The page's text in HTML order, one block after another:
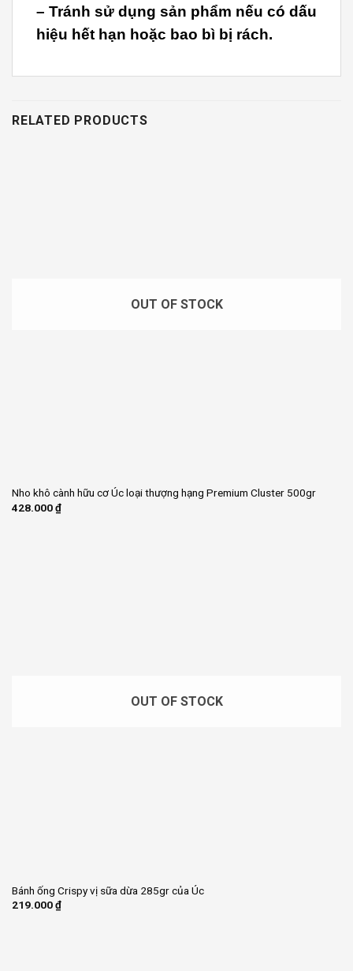
– Tránh sử dụng sản phẩm nếu có dấu
hiệu hết hạn hoặc bao bì bị rách.
RELATED PRODUCTS
OUT OF STOCK
Nho khô cành hữu cơ Úc loại thượng hạng Premium Cluster 500gr
428.000₫
OUT OF STOCK
Bánh ống Crispy vị sữa dừa 285gr của Úc
219.000₫